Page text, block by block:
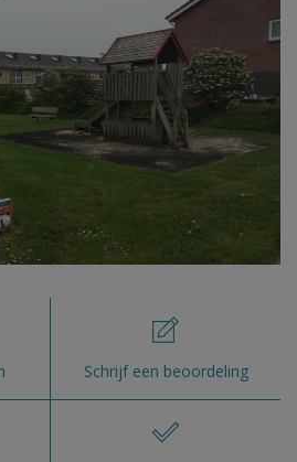
Schrijf een beoordeling